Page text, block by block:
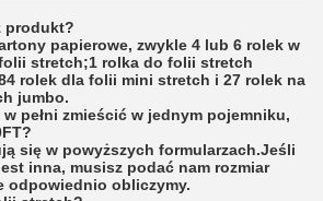
produkt?
papierowe, zwykle 4 lub 6 rolek w
stretch;1 rolka do folii stretch
rolek dla folii mini stretch i 27 rolek na
jumbo.
pełni zmieścić w jednym pojemniku,
się w powyższych formularzach.Jeśli
inna, musisz podać nam rozmiar
odpowiednio obliczymy.